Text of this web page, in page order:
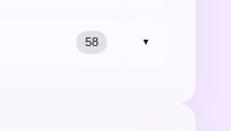
58 ▼